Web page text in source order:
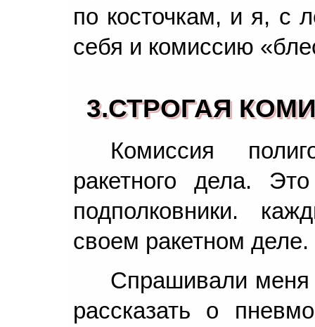
по косточкам, и я, с
себя и комиссию
3.СТРОГАЯ
Комиссия
ракетного дела.
подполковники.
своем ракетном деле.
Спрашивали меня
рассказать о